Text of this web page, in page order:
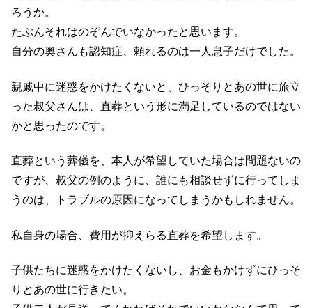
ろうか。
たぶんそれはのぞんでいなかったと思います。
自分の奥さんも認知症、頼れるのは一人息子だけでした。
親戚中に迷惑をかけたくないと、ひっそりとあの世に旅立
った叔父さんは、直葬という形に満足しているのではない
かと思ったのです。
直葬という葬儀を、本人が希望していた場合は問題ないの
ですが、叔父の例のように、誰にも相談せずに行ってしま
うのは、トラブルの原因になってしまうかもしれません。
私自身の場合、費用が抑えらる直葬を希望します。
子供たちに迷惑をかけたくないし、お金もかけずにひっそ
りとあの世に行きたい。